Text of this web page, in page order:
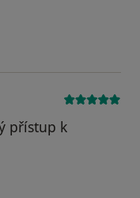
účet byl odstraněn
přístup k